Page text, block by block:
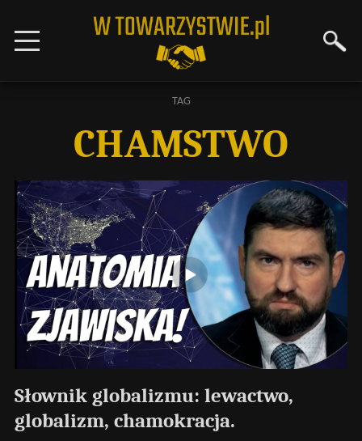
TAG
CHAMSTWO
Słownik globalizmu: lewactwo,
globalizm, chamokracja.